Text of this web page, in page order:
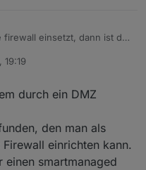
firewall einsetzt, dann ist die
viele
sind.
einfach nutzbar
und selten eher in
systeme aktuell hält, nicht
zugänglich macht und
komplexität und
19:19
durch ein DMZ
den man als
einrichten kann.
smartmanaged